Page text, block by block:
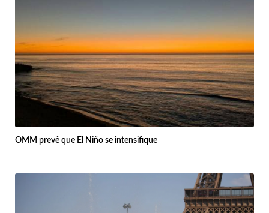
OMM prevê que El Niño se intensifique